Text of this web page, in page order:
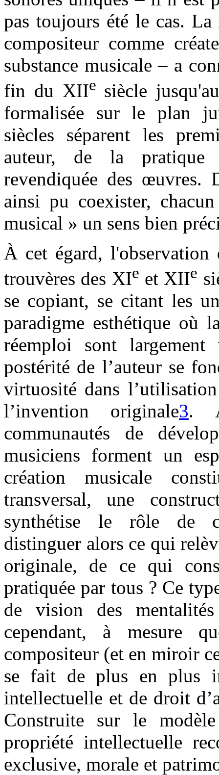
pas toujours été le cas.
compositeur comme
substance musicale – a
fin du XIIe siècle
formalisée sur le plan
siècles séparent les
auteur, de la pratique
revendiquée des œuvres.
ainsi pu coexister,
musical » un sens bien
À cet égard, l'observation
trouvères des XIe et XIIe
se copiant, se citant les
paradigme esthétique où
réemploi sont
postérité de l’auteur se
virtuosité dans
l’invention originale3.
communautés de
musiciens forment un
création musicale
transversal, une
synthétise le rôle de
distinguer alors ce qui
originale, de ce qui
pratiquée par tous ? Ce
de vision des
cependant, à mesure
compositeur (et en miroir
se fait de plus en plus
intellectuelle et de droit
Construite sur le
propriété intellectuelle
exclusive, morale et